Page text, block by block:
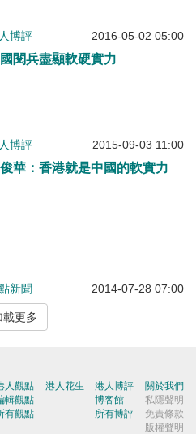
博評 2016-05-02 05:00
閱兵盡顯軟硬實力
博評 2015-09-03 11:00
華：香港就是中國的軟實力
新聞 2014-07-28 07:00
載更多
人觀點
輯觀點
有觀點
港人花生
港人博評
博客館
所有博評
關於我們
私隱聲明
免責條款
版權聲明